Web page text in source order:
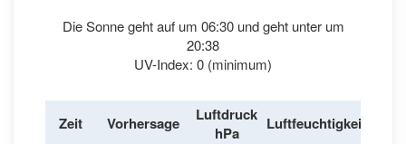
Die Sonne geht auf um 06:30 und geht unter um
20:38
UV-Index: 0 (minimum)
Zeit Vorhersage
Luftdruck
hPa
Luftfeuchtigkeit